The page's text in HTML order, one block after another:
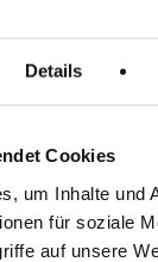
Details
Cookies
um Inhalte und
für soziale
auf unsere
wir eine